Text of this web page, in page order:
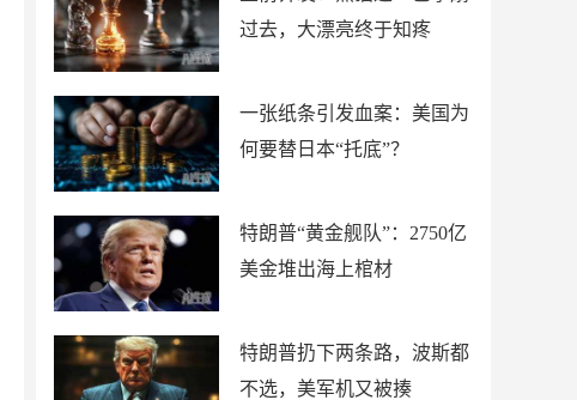
过去，大漂亮终于知疼
一张纸条引发血案：美国为
何要替日本“托底”？
特朗普“黄金舰队”：2750亿
美金堆出海上棺材
特朗普扔下两条路，波斯都
不选，美军机又被揍